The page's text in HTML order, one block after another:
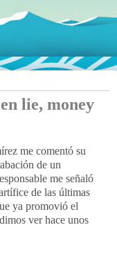
lie, money
me comentó su
de un
me señaló
de las últimas
ya promovió el
ver hace unos